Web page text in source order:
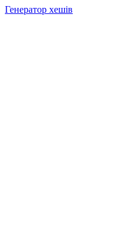
Генератор хешів